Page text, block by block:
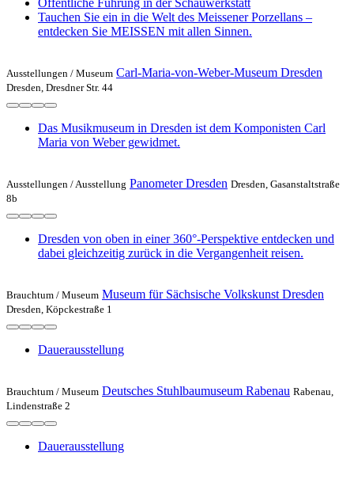
Öffentliche Führung in der Schauwerkstatt
Tauchen Sie ein in die Welt des Meissener Porzellans –
entdecken Sie MEISSEN mit allen Sinnen.
Ausstellungen / Museum Carl-Maria-von-Weber-Museum Dresden
Dresden, Dresdner Str. 44
Das Musikmuseum in Dresden ist dem Komponisten Carl
Maria von Weber gewidmet.
Ausstellungen /Ausstellung Panometer Dresden Dresden, Gasanstaltstraße
8b
Dresden von oben in einer 360°-Perspektive entdecken und
dabei gleichzeitig zurück in die Vergangenheit reisen.
Brauchtum / Museum Museum für Sächsische Volkskunst Dresden
Dresden, Köpckestraße 1
Dauerausstellung
Brauchtum / Museum Deutsches Stuhlbaumuseum Rabenau Rabenau,
Lindenstraße 2
Dauerausstellung